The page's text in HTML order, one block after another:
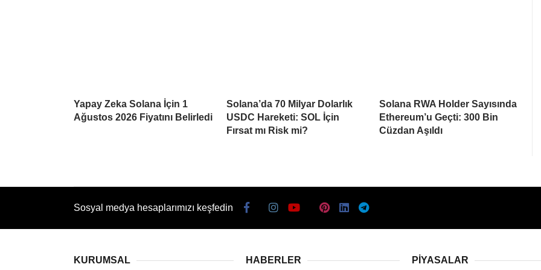
Yapay Zeka Solana İçin 1
Ağustos 2026 Fiyatını Belirledi
Solana’da 70 Milyar Dolarlık
USDC Hareketi: SOL İçin
Fırsat mı Risk mi?
Solana RWA Holder Sayısında
Ethereum’u Geçti: 300 Bin
Cüzdan Aşıldı
Sosyal medya hesaplarımızı keşfedin
KURUMSAL HABERLER PIYASALAR